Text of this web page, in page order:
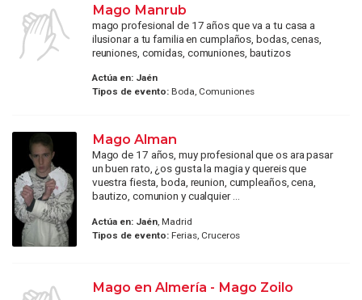
Mago Manrub
mago profesional de 17 años que va a tu casa a
ilusionar a tu familia en cumplaños, bodas, cenas,
reuniones, comidas, comuniones, bautizos
Actúa en: Jaén
Tipos de evento:Boda, Comuniones
Mago Alman
Mago de 17 años, muy profesional que os ara pasar
un buen rato, ¿os gusta la magia y quereis que
vuestra fiesta, boda, reunion, cumpleaños, cena,
bautizo, comunion y cualquier ...
Actúa en: Jaén, Madrid
Tipos de evento:Ferias, Cruceros
Mago en Almería - Mago Zoilo